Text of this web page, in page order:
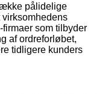
pålidelige
virksomhedens
som tilbyder
af ordreforløbet,
tidligere kunders